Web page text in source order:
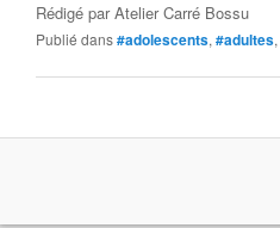
Rédigé parAtelier Carré Bossu
Publié dans#adolescents, #adultes,